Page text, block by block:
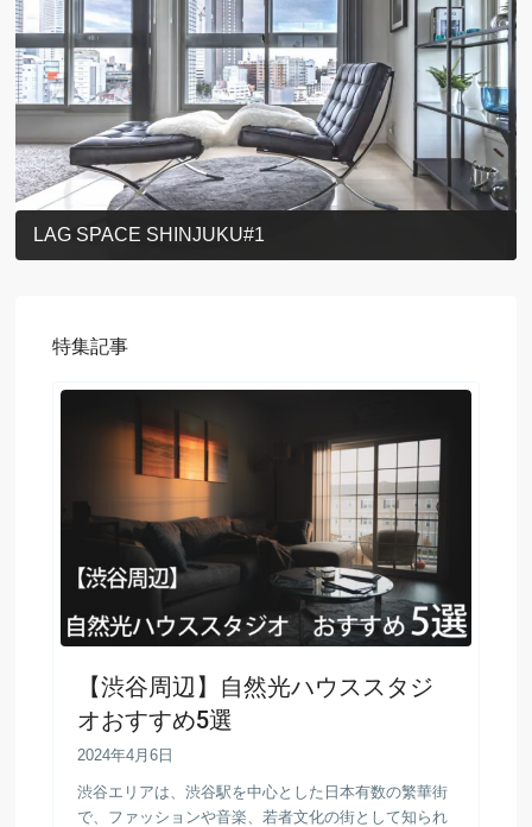
LAG SPACE SHINJUKU#1
特集記事
【渋谷周辺】自然光ハウススタジ
オおすすめ5選
2024年4月6日
渋谷エリアは、渋谷駅を中心とした日本有数の繁華街
で、ファッションや音楽、若者文化の街として知られ